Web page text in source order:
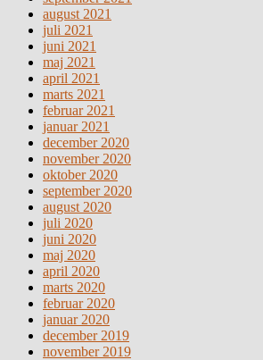
august 2021
juli 2021
juni 2021
maj 2021
april 2021
marts 2021
februar 2021
januar 2021
december 2020
november 2020
oktober 2020
september 2020
august 2020
juli 2020
juni 2020
maj 2020
april 2020
marts 2020
februar 2020
januar 2020
december 2019
november 2019